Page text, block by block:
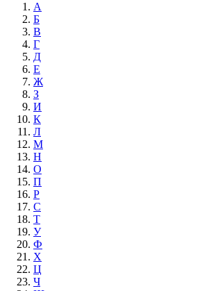
А
Б
В
Г
Д
Е
Ж
З
И
К
Л
М
Н
О
П
Р
С
Т
У
Ф
Х
Ц
Ч